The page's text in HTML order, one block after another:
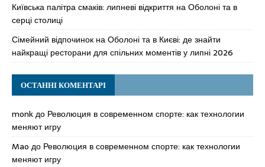
Київська палітра смаків: липневі відкриття на Оболоні та в
серці столиці
Сімейний відпочинок на Оболоні та в Києві: де знайти
найкращі ресторани для спільних моментів у липні 2026
ОСТАННІ КОМЕНТАРІ
monkдо Революция в современном спорте: как технологии
меняют игру
Mao до Революция в современном спорте: как технологии
меняют игру